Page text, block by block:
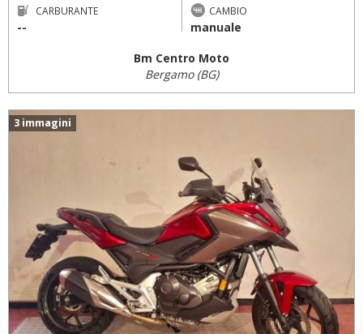
CARBURANTE
--
CAMBIO
manuale
Bm Centro Moto
Bergamo (BG)
3 immagini